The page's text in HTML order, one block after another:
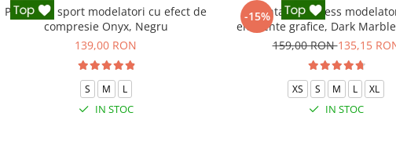
Pantaloni sport modelatori cu efect de
compresie Onyx, Negru
139,00 RON
S M L
IN STOC
-15%
Pantaloni fitness
elemente grafice, Dark
159,00 RON135,15
XS S M L XL
IN STOC